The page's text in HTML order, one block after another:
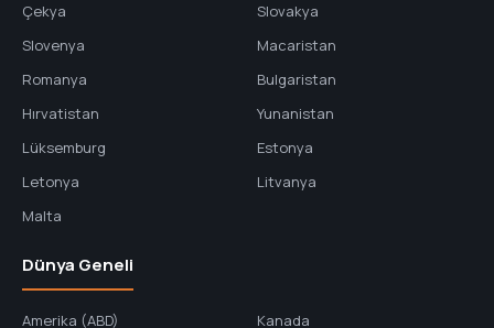
Çekya
Slovakya
Slovenya
Macaristan
Romanya
Bulgaristan
Hırvatistan
Yunanistan
Lüksemburg
Estonya
Letonya
Litvanya
Malta
Dünya Geneli
Amerika (ABD) Kanada